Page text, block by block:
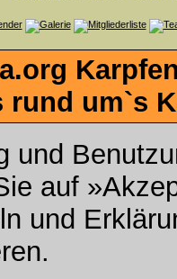
rund um`s
und
auf
und